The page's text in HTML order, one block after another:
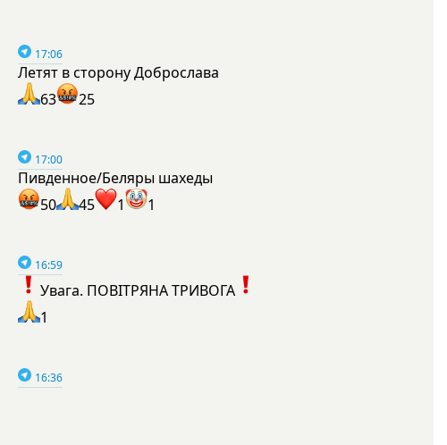
17:06
Летят в сторону Доброслава
63
25
17:00
Пивденное/Беляры шахеды
50
45 1 1
16:59
Увага. ПОВІТРЯНА ТРИВОГА
1
16:36